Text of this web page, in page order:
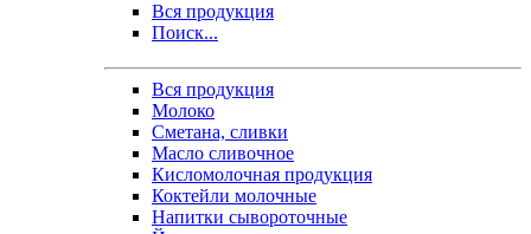
Вся продукция
Поиск...
Вся продукция
Молоко
Сметана, сливки
Масло сливочное
Кисломолочная продукция
Коктейли молочные
Напитки сывороточные